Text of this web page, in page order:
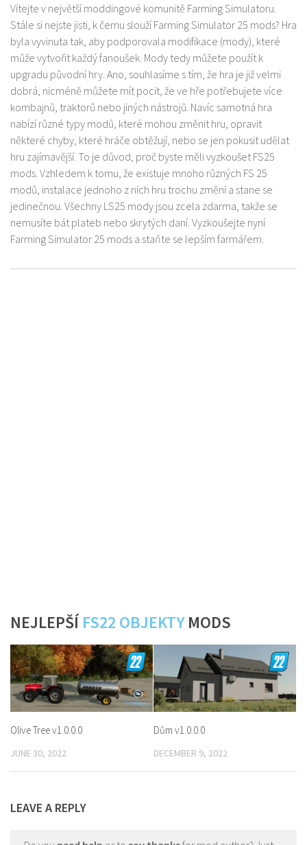
Vítejte v největší moddingové komunitě Farming Simulatoru.
Stále si nejste jisti, k čemu slouží Farming Simulator 25 mods? Hra
byla vyvinuta tak, aby podporovala modifikace (mody), které
může vytvořit každý fanoušek. Mody tedy můžete použít k
upgradu původní hry. Ano, souhlasíme s tím, že hra je již velmi
dobrá, nicméně můžete mít pocit, že ve hře potřebujete více
kombajnů, traktorů nebo jiných nástrojů. Navíc samotná hra
nabízí různé typy modů, které mohou změnit hru, opravit
některé chyby, které hráče obtěžují, nebo se jen pokusit udělat
hru zajímavější. To je důvod, proč byste měli vyzkoušet FS25
mods. Vzhledem k tomu, že existuje mnoho různých FS 25
modů, instalace jednoho z nich hru trochu změní a stane se
jedinečnou. Všechny LS25 mody jsou zcela zdarma, takže se
nemusíte bát plateb nebo skrytých daní. Vyzkoušejte nyní
Farming Simulator 25 mods a staňte se lepším farmářem.
NEJLEPŠÍ FS22 OBJEKTYMODS
Olive Tree v1.0.0.0
JUNE 30, 2022
Dům v1.0.0.0
DECEMBER 9, 2022
LEAVE A REPLY